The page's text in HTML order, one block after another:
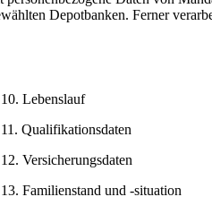
Depotbanken. Ferner
10. Lebenslauf
11. Qualifikationsdaten
12. Versicherungsdaten
13. Familienstand und -situation